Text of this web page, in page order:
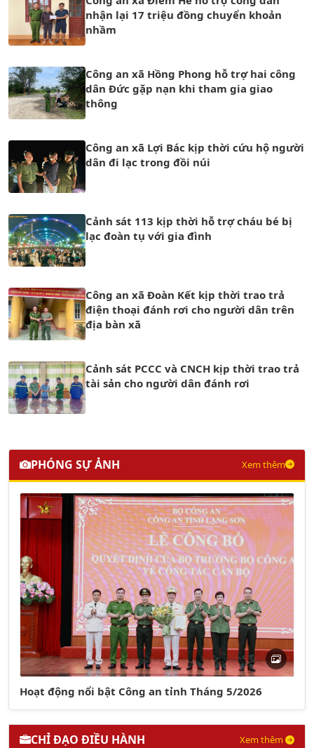
nhận lại 17 triệu đồng chuyển khoản
nhầm
Công an xã Hồng Phong hỗ trợ hai công
dân Đức gặp nạn khi tham gia giao
thông
Công an xã Lợi Bác kịp thời cứu hộ người
dân đi lạc trong đồi núi
Cảnh sát 113 kịp thời hỗ trợ cháu bé bị
lạc đoàn tụ với gia đình
Công an xã Đoàn Kết kịp thời trao trả
điện thoại đánh rơi cho người dân trên
địa bàn xã
Cảnh sát PCCC và CNCH kịp thời trao trả
tài sản cho người dân đánh rơi
PHÓNG SỰ ẢNH Xem thêm
Hoạt động nổi bật Công an tỉnh Tháng 5/2026
CHỈ ĐẠO ĐIỀU HÀNH Xem thêm